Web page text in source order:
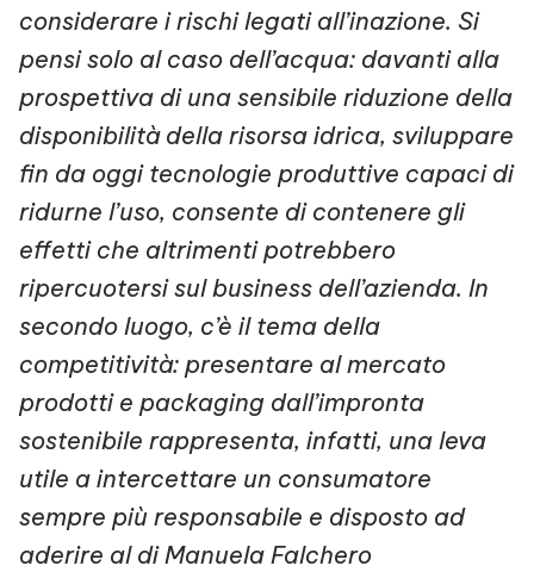
considerare i rischi legati all’inazione. Si
pensi solo al caso dell’acqua: davanti alla
prospettiva di una sensibile riduzione della
disponibilità della risorsa idrica, sviluppare
fin da oggi tecnologie produttive capaci di
ridurne l’uso, consente di contenere gli
effetti che altrimenti potrebbero
ripercuotersi sul business dell’azienda. In
secondo luogo, c’è il tema della
competitività: presentare al mercato
prodotti e packaging dall’impronta
sostenibile rappresenta, infatti, una leva
utile a intercettare un consumatore
sempre più responsabile e disposto ad
aderire al di Manuela Falchero